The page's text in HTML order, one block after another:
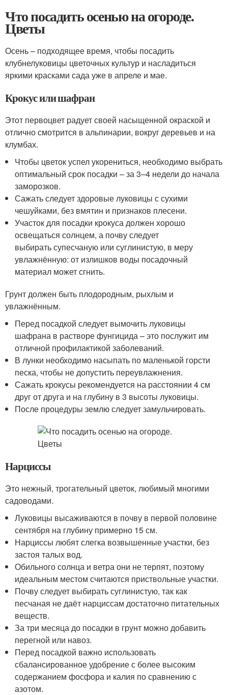
Что посадить осенью на огороде.
Цветы
Осень – подходящее время, чтобы посадить
клубнелуковицы цветочных культур и насладиться
яркими красками сада уже в апреле и мае.
Крокус или шафран
Этот первоцвет радует своей насыщенной окраской и
отлично смотрится в альпинарии, вокруг деревьев и на
клумбах.
Чтобы цветок успел укорениться, необходимо выбрать
оптимальный срок посадки – за 3–4 недели до начала
заморозков.
Сажать следует здоровые луковицы с сухими
чешуйками, без вмятин и признаков плесени.
Участок для посадки крокуса должен хорошо
освещаться солнцем, а почву следует
выбирать супесчаную или суглинистую, в меру
увлажнённую: от излишков воды посадочный
материал может сгнить.
Грунт должен быть плодородным, рыхлым и
увлажнённым.
Перед посадкой следует вымочить луковицы
шафрана в растворе фунгицида – это послужит им
отличной профилактикой заболеваний.
В лунки необходимо насыпать по маленькой горсти
песка, чтобы не допустить переувлажнения.
Сажать крокусы рекомендуется на расстоянии 4 см
друг от друга и на глубину в 3 высоты луковицы.
После процедуры землю следует замульчировать.
Нарциссы
Это нежный, трогательный цветок, любимый многими
садоводами.
Луковицы высаживаются в почву в первой половине
сентября на глубину примерно 15 см.
Нарциссы любят слегка возвышенные участки, без
застоя талых вод.
Обильного солнца и ветра они не терпят, поэтому
идеальным местом считаются приствольные участки.
Почву следует выбирать суглинистую, так как
песчаная не даёт нарциссам достаточно питательных
веществ.
За три месяца до посадки в грунт можно добавить
перегной или навоз.
Перед посадкой важно использовать
сбалансированное удобрение с более высоким
содержанием фосфора и калия по сравнению с
азотом.